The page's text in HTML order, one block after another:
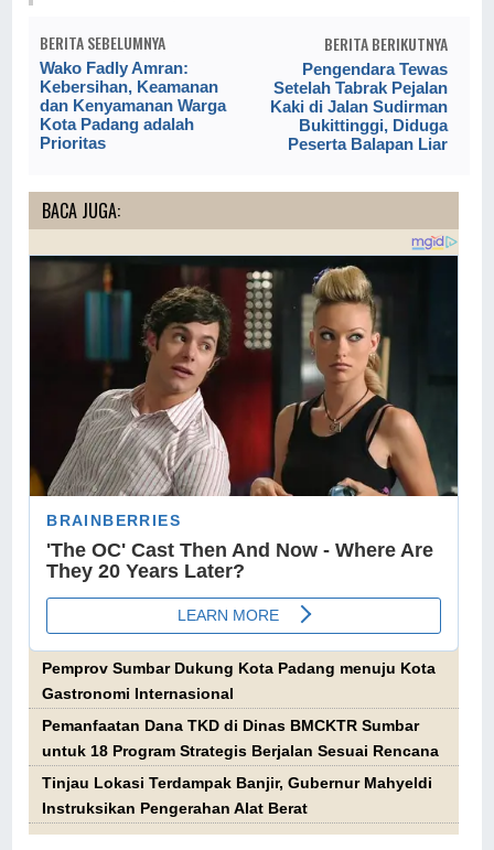
BERITA SEBELUMNYA
Wako Fadly Amran:
Kebersihan, Keamanan
dan Kenyamanan Warga
Kota Padang adalah
Prioritas
BERITA BERIKUTNYA
Pengendara Tewas
Setelah Tabrak Pejalan
Kaki di Jalan Sudirman
Bukittinggi, Diduga
Peserta Balapan Liar
BACA JUGA:
Pemprov Sumbar Dukung Kota Padang menuju Kota
Gastronomi Internasional
Pemanfaatan Dana TKD di Dinas BMCKTR Sumbar
untuk 18 Program Strategis Berjalan Sesuai Rencana
Tinjau Lokasi Terdampak Banjir, Gubernur Mahyeldi
Instruksikan Pengerahan Alat Berat